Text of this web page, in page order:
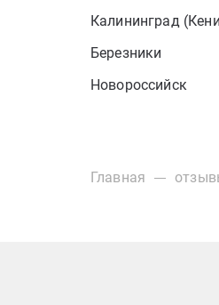
Калининград
Березники
Новороссийск
Главная